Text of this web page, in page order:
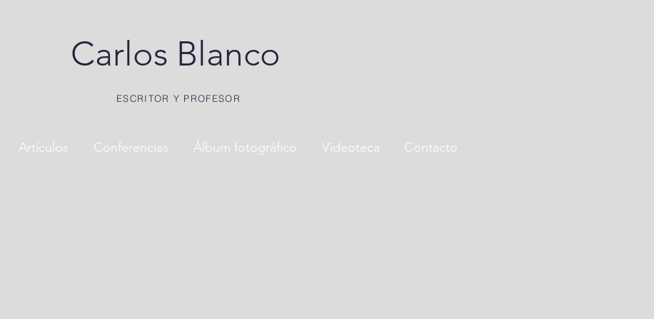
ESCRITOR Y PROFESOR
Carlos Blanco
Artículos Conferencias Álbum fotográfico Videoteca Contacto